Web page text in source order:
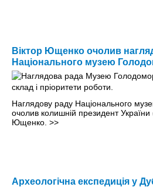
Віктор Ющенко очолив
Національного музею
Наглядову раду Національного
очолив колишній президент
Ющенко. >>
Археологічна експедиція у